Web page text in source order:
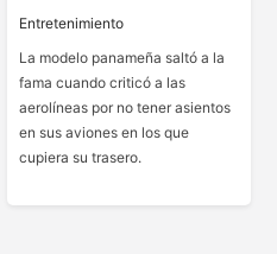
Entretenimiento
La modelo panameña saltó a la
fama cuando criticó a las
aerolíneas por no tener asientos
en sus aviones en los que
cupiera su trasero.